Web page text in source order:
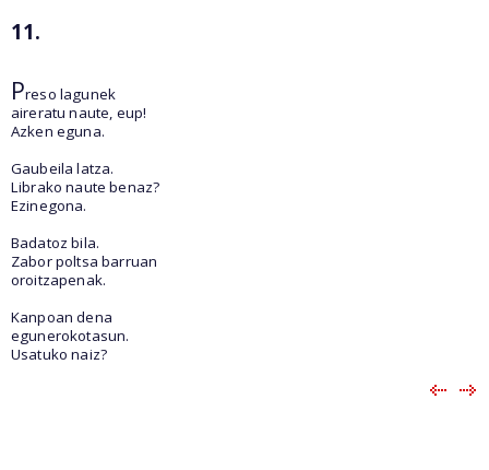
11.
Preso lagunek
aireratu naute, eup!
Azken eguna.
Gaubeila latza.
Librako naute benaz?
Ezinegona.
Badatoz bila.
Zabor poltsa barruan
oroitzapenak.
Kanpoan dena
egunerokotasun.
Usatuko naiz?